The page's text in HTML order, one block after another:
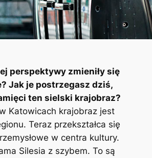
perspektywy zmieniły się
Jak je postrzegasz dziś,
ten sielski krajobraz?
Katowicach krajobraz jest
Teraz przekształca się
w centra kultury.
Silesia z szybem. To są